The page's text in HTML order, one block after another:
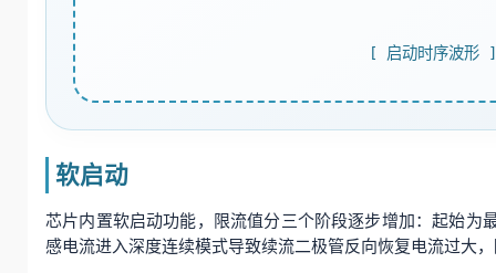
[ 启动时序波形 ]
软启动
芯片内置软启动功能，限流值分三个阶段逐步增加：起始
感电流进入深度连续模式导致续流二极管反向恢复电流过大